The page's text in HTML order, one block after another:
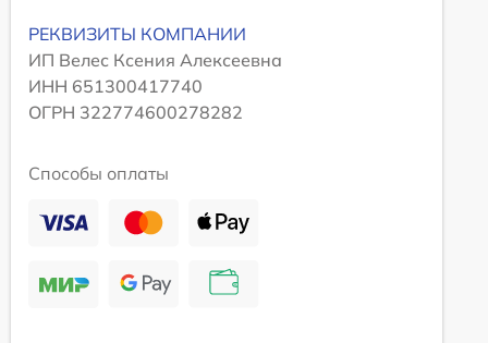
РЕКВИЗИТЫ КОМПАНИИ
ИП Велес Ксения Алексеевна
ИНН 651300417740
ОГРН 322774600278282
Способы оплаты